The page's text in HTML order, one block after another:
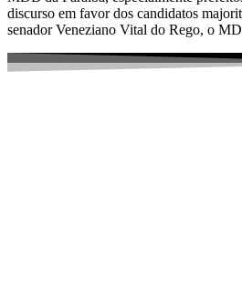
discurso em favor dos candidatos
senador Veneziano Vital do Rego, o